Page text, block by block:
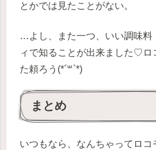
とかでは見たことがない。
…よし、また一つ、いい調味料
ィで知ることが出来ました♡ロ
た頼ろう(*´꒳`*)
まとめ
いつもなら、なんちゃってロコ